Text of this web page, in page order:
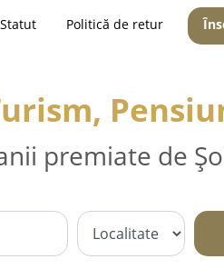
Statut Politică de retur
premiate de